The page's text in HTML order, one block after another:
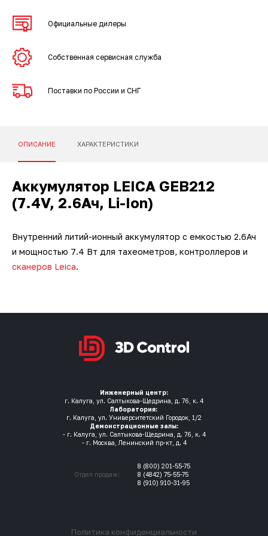
Официальные дилеры
Собственная сервисная служба
Поставки по России и СНГ
ОПИСАНИЕ ХАРАКТЕРИСТИКИ
Аккумулятор LEICA GEB212
(7.4V, 2.6Ач, Li-Ion)
Внутренний литий-ионный аккумулятор с емкостью 2.6Ач
и мощностью 7.4 Вт для тахеометров, контроллеров и
сканеров Leica.
Инженерный центр:
г. Калуга, ул. Салтыкова-Щедрина, д. 76, к. 4
Лаборатория:
г. Калуга, ул. Университетский Городок, 1/2
Демонстрационные залы:
- г. Калуга, ул. Салтыкова-Щедрина, д. 76, к. 4
- г. Москва, Ленинский пр-кт, д. 4
Отдел продаж:
8 (800) 201-55-75
8 (4842) 75-55-75
8 (910) 910-31-95
Политика конфиденциальности
рук